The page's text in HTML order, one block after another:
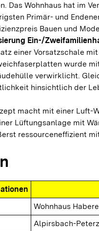
Das Wohnhaus hat im
Primär- und
Bauen und
Ein-/
einer Vorsatzschale
wurde
verwirklicht.
hinsichtlich der
macht mit einer Luft-
Lüftungsanlage mit
ressourceneffizient
Wohnhaus
Alpirsbach-